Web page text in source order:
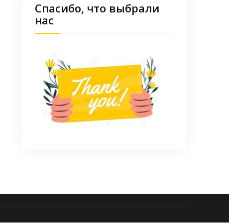
Спасибо, что выбрали
нас